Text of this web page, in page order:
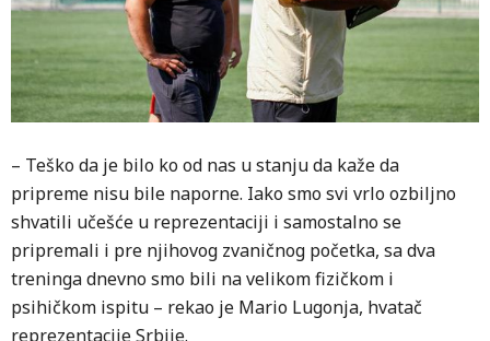
– Teško da je bilo ko od nas u stanju da kaže da
pripreme nisu bile naporne. Iako smo svi vrlo ozbiljno
shvatili učešće u reprezentaciji i samostalno se
pripremali i pre njihovog zvaničnog početka, sa dva
treninga dnevno smo bili na velikom fizičkom i
psihičkom ispitu – rekao je Mario Lugonja, hvatač
reprezentacije Srbije.